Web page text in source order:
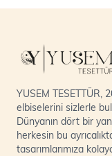
YUSEM TESETTÜR,
elbiselerini sizlerle
Dünyanın dört bir
herkesin bu
tasarımlarımıza